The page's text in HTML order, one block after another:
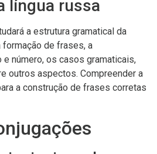
língua russa
a estrutura gramatical da
formação de frases, a
e número, os casos gramaticais,
outros aspectos. Compreender a
a construção de frases corretas